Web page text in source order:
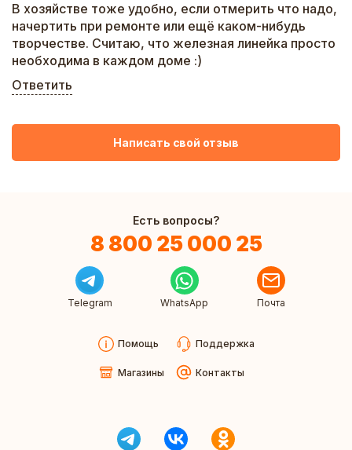
В хозяйстве тоже удобно, если отмерить что надо,
начертить при ремонте или ещё каком-нибудь
творчестве. Считаю, что железная линейка просто
необходима в каждом доме :)
Ответить
Написать свой отзыв
Есть вопросы?
8 800 25 000 25
Telegram WhatsApp Почта
Помощь Поддержка
Магазины Контакты